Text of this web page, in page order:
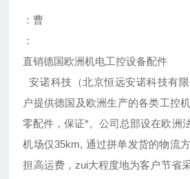
：曹
：
直销德国欧洲机电工控设备配件
安诺科技（北京恒远安诺科技有
户提供德国及欧洲生产的各类工控
零配件，保证*。公司总部设在欧洲
机场仅35km, 通过拼单发货的物流
担高运费，zui大程度地为客户节省